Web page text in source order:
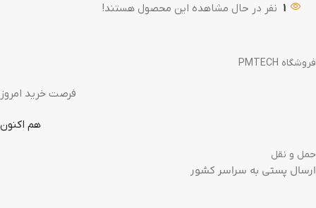
1 نفر در حال مشاهده این محصول هستند!
فروشگاه PMTECH
فرصت خرید امروز
هم اکنون
حمل و نقل
ارسال پستی به سراسر کشور